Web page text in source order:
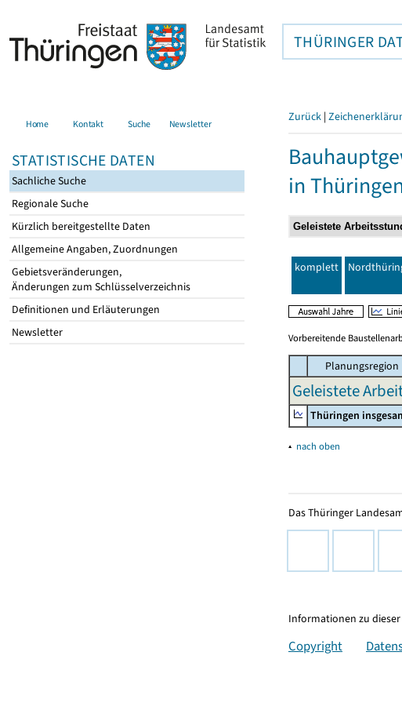
THÜRINGER
Home Kontakt Suche Newsletter
STATISTISCHE DATEN
Sachliche Suche
Regionale Suche
Kürzlich bereitgestellte Daten
Allgemeine Angaben, Zuordnungen
Gebietsveränderungen,
Änderungen zum Schlüsselverzeichnis
Definitionen und Erläuterungen
Newsletter
Zurück |
in
komplett
Vorbereitende
Planungsregion
Geleistete
Thüringen
▴ nach oben
Das Thüringer
Informationen zu dieser
Copyright